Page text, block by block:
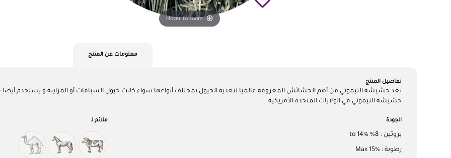
Hover to zoom
CURRENT
معلومات عن المنتج
تفاصيل المنتج
تعد حشيشة التيموثي من أهم الحشائش المعروفة عالميا لتغذية الخيول بمختلف أنواعها سواء كانت خيول السباقات أو المزاينة و يستخدم أيضا
حشيشة التيموثي في الولايات المتحدة الأمريكية
الجودة
بروتين : 8% to 14%
رطوبة : Max 15%
ملائم لـ